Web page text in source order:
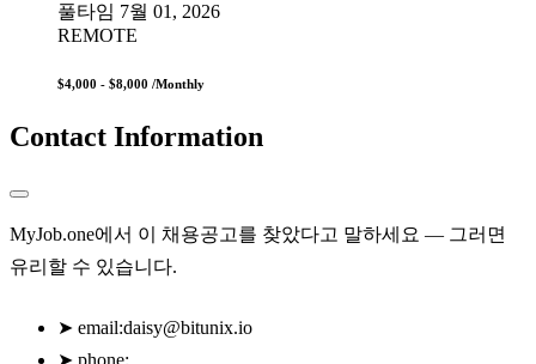
풀타임 7월 01, 2026
REMOTE
$4,000 - $8,000 /Monthly
Contact Information
MyJob.one에서 이 채용공고를 찾았다고 말하세요 — 그러면
유리할 수 있습니다.
➤ email:daisy@bitunix.io
➤ phone: